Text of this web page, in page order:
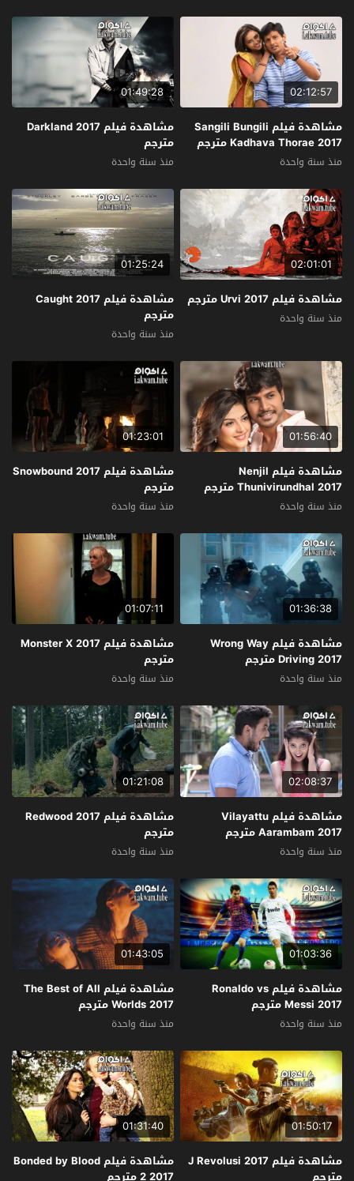
02:12:57
مشاهدة فيلم Sangili Bungili
Kadhava Thorae 2017 مترجم
منذ سنة واحدة
01:49:28
مشاهدة فيلم Darkland 2017
مترجم
منذ سنة واحدة
02:01:01
مشاهدة فيلم Urvi 2017 مترجم
منذ سنة واحدة
01:25:24
مشاهدة فيلم Caught 2017
مترجم
منذ سنة واحدة
01:56:40
مشاهدة فيلم Nenjil
Thunivirundhal 2017 مترجم
منذ سنة واحدة
01:23:01
مشاهدة فيلم Snowbound 2017
مترجم
منذ سنة واحدة
01:36:38
مشاهدة فيلم Wrong Way
Driving 2017 مترجم
منذ سنة واحدة
01:07:11
مشاهدة فيلم Monster X 2017
مترجم
منذ سنة واحدة
02:08:37
مشاهدة فيلم Vilayattu
Aarambam 2017 مترجم
منذ سنة واحدة
01:21:08
مشاهدة فيلم Redwood 2017
مترجم
منذ سنة واحدة
01:03:36
مشاهدة فيلم Ronaldo vs
Messi 2017 مترجم
منذ سنة واحدة
01:43:05
مشاهدة فيلم The Best of All
Worlds 2017 مترجم
منذ سنة واحدة
01:50:17
مشاهدة فيلم J Revolusi 2017
مترجم
01:31:40
مشاهدة فيلم Bonded by Blood
2 2017 مترجم